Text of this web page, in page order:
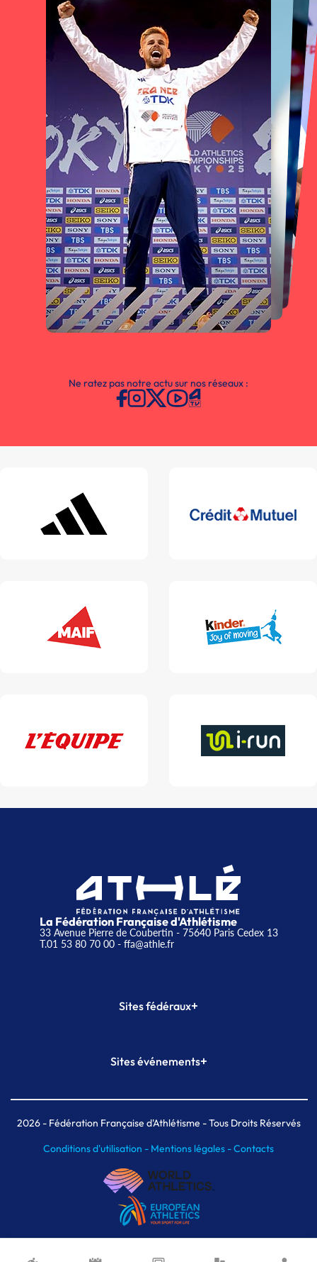
Ne ratez pas notre actu sur nos réseaux :
La Fédération Française d'Athlétisme
33 Avenue Pierre de Coubertin - 75640 Paris Cedex 13
T.01 53 80 70 00- ffa@athle.fr
Sites fédéraux+
Plateforme Formation
Sites événements+
Meeting de Paris indoor
MAIF Ekiden de Paris
2026- Fédération Française d'Athlétisme - Tous Droits Réservés
Conditions d'utilisation - Mentions légales -Contacts